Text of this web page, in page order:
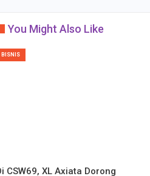
You Might Also Like
BISNIS
CSW69, XL Axiata Dorong